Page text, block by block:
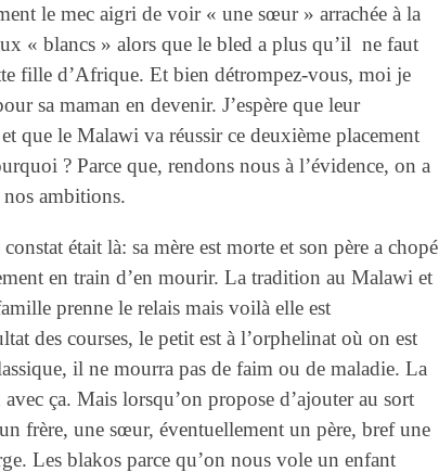
le mec aigri de voir « une sœur » arrachée à la
« blancs » alors que le bled a plus qu’il ne faut
fille d’Afrique. Et bien détrompez-vous, moi je
sa maman en devenir. J’espère que leur
que le Malawi va réussir ce deuxième placement
? Parce que, rendons nous à l’évidence, on a
nos ambitions.
était là: sa mère est morte et son père a chopé
en train d’en mourir. La tradition au Malawi et
prenne le relais mais voilà elle est
des courses, le petit est à l’orphelinat où on est
il ne mourra pas de faim ou de maladie. La
ça. Mais lorsqu’on propose d’ajouter au sort
frère, une sœur, éventuellement un père, bref une
Les blakos parce qu’on nous vole un enfant